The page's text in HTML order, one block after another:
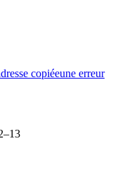
copiéeune erreur